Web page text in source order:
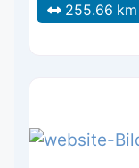
255.66 km